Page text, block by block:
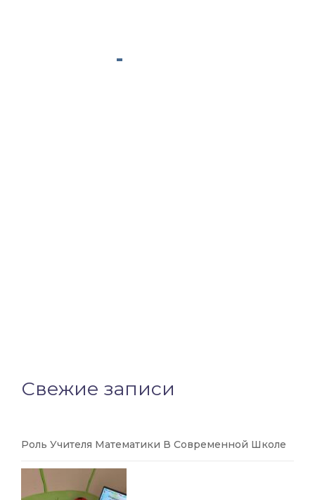
Свежие записи
Роль Учителя Математики В Современной Школе